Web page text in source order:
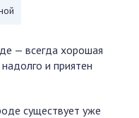
— всегда хорошая
и приятен
существует уже